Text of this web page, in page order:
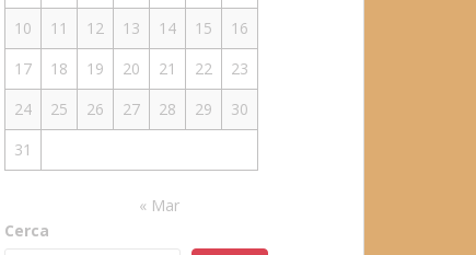
10
11 12 13 14 15
16
17
18 19 20 21 22
23
24
25 26 27 28 29
30
31
« Mar
Cerca